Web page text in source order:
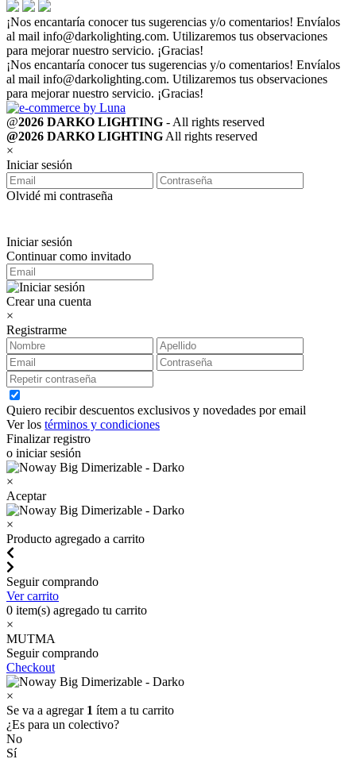
¡Nos encantaría conocer tus sugerencias y/o comentarios! Envíalos
al mail info@darkolighting.com. Utilizaremos tus observaciones
para mejorar nuestro servicio. ¡Gracias!
¡Nos encantaría conocer tus sugerencias y/o comentarios! Envíalos
al mail info@darkolighting.com. Utilizaremos tus observaciones
para mejorar nuestro servicio. ¡Gracias!
@2026 DARKO LIGHTING - All rights reserved
@2026 DARKO LIGHTINGAll rights reserved
×
Iniciar sesión
Olvidé mi contraseña
Iniciar sesión
Continuar como invitado
Crear una cuenta
×
Registrarme
Quiero recibir descuentos exclusivos y novedades por email
Ver los términos y condiciones
Finalizar registro
o iniciar sesión
×
Aceptar
×
Producto agregado a carrito
Seguir comprando
Ver carrito
0 item(s) agregado tu carrito
×
MUTMA
Seguir comprando
Checkout
×
Se va a agregar 1 ítem a tu carrito
¿Es para un colectivo?
No
Sí